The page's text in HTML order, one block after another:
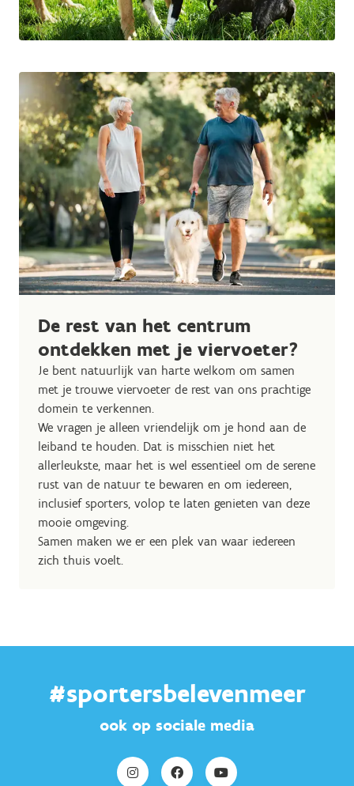
De rest van het centrum
ontdekken met je viervoeter?
Je bent natuurlijk van harte welkom om samen
met je trouwe viervoeter de rest van ons prachtige
domein te verkennen.
We vragen je alleen vriendelijk om je hond aan de
leiband te houden. Dat is misschien niet het
allerleukste, maar het is wel essentieel om de serene
rust van de natuur te bewaren en om iedereen,
inclusief sporters, volop te laten genieten van deze
mooie omgeving.
Samen maken we er een plek van waar iedereen
zich thuis voelt.
#sportersbelevenmeer
ook op sociale media